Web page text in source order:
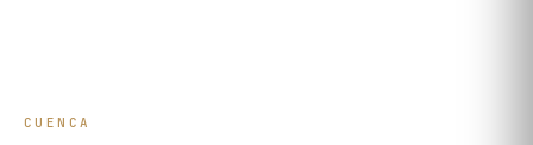
CUENCA